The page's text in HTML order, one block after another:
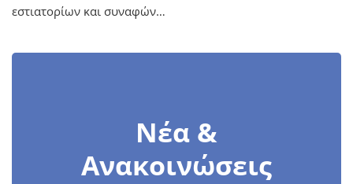
εστιατορίων και συναφών…
Νέα &
Ανακοινώσεις